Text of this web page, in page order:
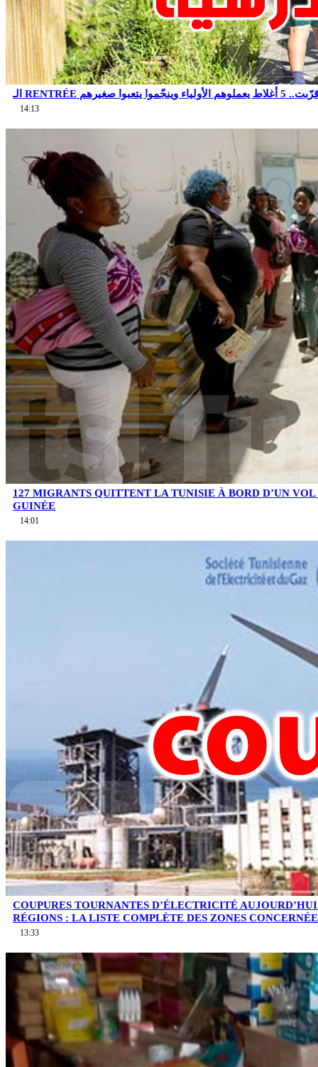
14:13
127 MIGRANTS QUITTENT LA TUNISIE À BORD D’UN
GUINÉE
14:01
COUPURES TOURNANTES D’ÉLECTRICITÉ
RÉGIONS : LA LISTE COMPLÈTE DES ZONES
13:33